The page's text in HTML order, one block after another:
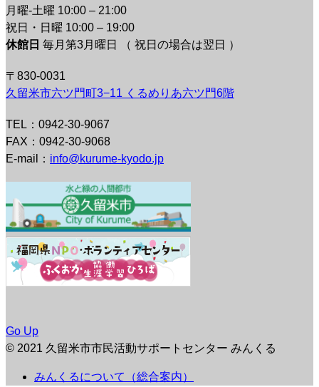
月曜-土曜 10:00 – 21:00
祝日・日曜 10:00 – 19:00
休館日 毎月第3月曜日 （ 祝日の場合は翌日 ）
〒830-0031
久留米市六ツ門町3−11 くるめりあ六ツ門6階
TEL：0942-30-9067
FAX：0942-30-9068
E-mail： info@kurume-kyodo.jp
Go Up
© 2021 久留米市市民活動サポートセンター みんくる
みんくるについて（総合案内）